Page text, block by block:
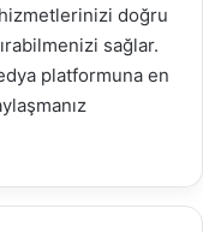
doğru
sağlar.
platformuna en